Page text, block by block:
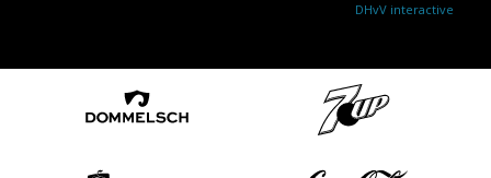
DHvV interactive